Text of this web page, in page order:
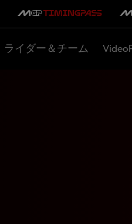
ライダー＆チーム